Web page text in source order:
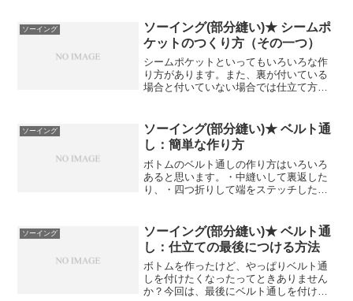
リネンやコットンなどの生...
ソーイング
ソーイング(部分縫い)★ シームポ
ケットのつくり方（その一つ）
シームポケットといってもいろいろな作
り方があります。また、裏が付いている
場合と付いていない場合では仕立て方が
仕上がりがすっきりなるように考えてみ
ました。前身頃の脇の縫い...
ソーイング
ソーイング(部分縫い)★ ベルト通
し：簡単な作り方
ボトムのベルト通しの作り方はいろいろ
あると思います。・中縫いして裏返した
り、・四つ折りして端をステッチした
います。この方法は比較的厚みのある素
材の場合、振りミシンの代わ...
ソーイング
ソーイング(部分縫い)★ ベルト通
し：仕立ての最後につける方法
ボトムを作ったけど、やっぱりベルト通
しを付けたくなったってときありません
か？今回は、最後にベルト通しを付ける